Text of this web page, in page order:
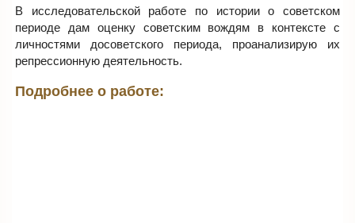
В исследовательской работе по истории о советском
периоде дам оценку советским вождям в контексте с
личностями досоветского периода, проанализирую их
репрессионную деятельность.
Подробнее о работе: